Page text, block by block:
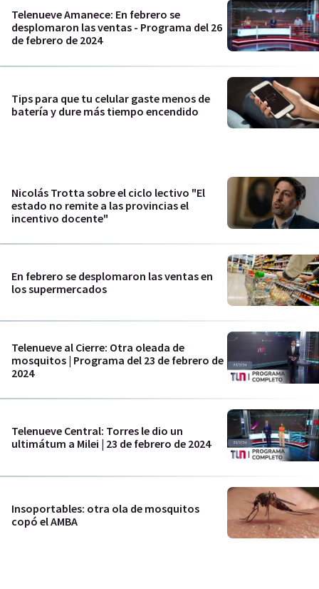
Telenueve Amanece: En febrero se
desplomaron las ventas - Programa del 26
de febrero de 2024
Tips para que tu celular gaste menos de
batería y dure más tiempo encendido
Nicolás Trotta sobre el ciclo lectivo "El
estado no remite a las provincias el
incentivo docente"
En febrero se desplomaron las ventas en
los supermercados
Telenueve al Cierre: Otra oleada de
mosquitos | Programa del 23 de febrero de
2024
Telenueve Central: Torres le dio un
ultimátum a Milei | 23 de febrero de 2024
Insoportables: otra ola de mosquitos
copó el AMBA